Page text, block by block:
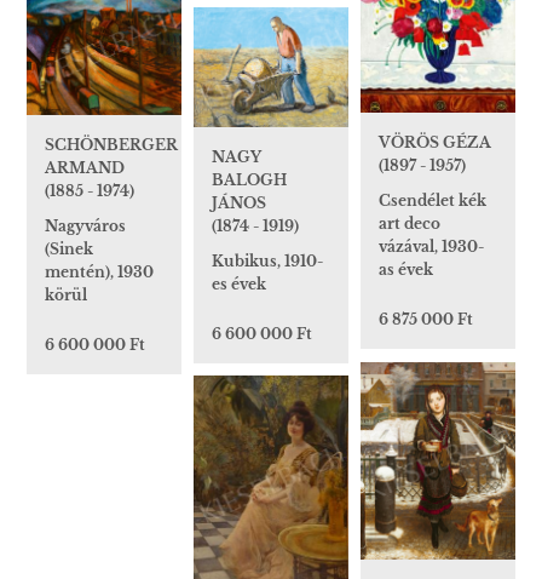
VÖRÖS GÉZA
(1897 - 1957)
Csendélet kék
art deco
vázával, 1930-
as évek
6 875 000 Ft
SCHÖNBERGER
ARMAND
(1885 - 1974)
Nagyváros
(Sinek
mentén), 1930
körül
6 600 000 Ft
NAGY
BALOGH
JÁNOS
(1874 - 1919)
Kubikus, 1910-
es évek
6 600 000 Ft